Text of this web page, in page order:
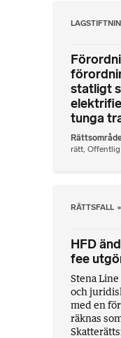
statligt
tunga
rätt,
RÄTTSFALL
HFD
fee
Stena
och
med en
räknas